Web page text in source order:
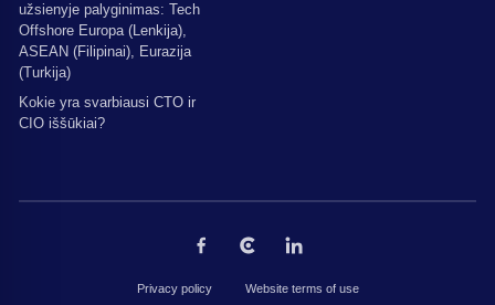
užsienyje palyginimas: Tech
Offshore Europa (Lenkija),
ASEAN (Filipinai), Eurazija
(Turkija)
Kokie yra svarbiausi CTO ir
CIO iššūkiai?
Privacy policy Website terms of use